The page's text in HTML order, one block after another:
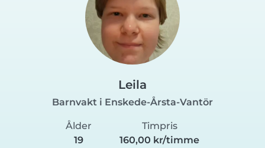
Leila
Barnvakt i Enskede-Årsta-Vantör
Ålder
19
Timpris
160,00 kr/timme